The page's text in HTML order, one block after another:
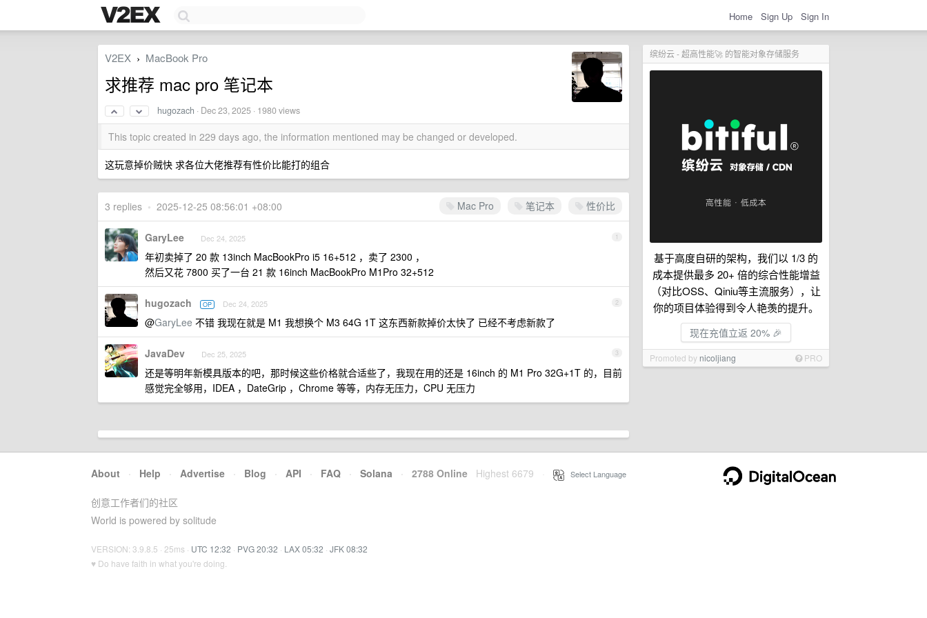
Home Sign Up Sign In
缤纷云 - 超高性能🚀 的智能对象存储服务
基于高度自研的架构，我们以 1/3 的
成本提供最多 20+ 倍的综合性能增益
（对比OSS、Qiniu等主流服务），让
你的项目体验得到令人艳羡的提升。
现在充值立返 20% 🎉
Promoted by nicoljiang PRO
V2EX › MacBook Pro
求推荐 mac pro 笔记本
hugozach · Dec 23, 2025 · 1980 views
This topic created in 229 days ago, the information mentioned may be changed or developed.
这玩意掉价贼快 求各位大佬推荐有性价比能打的组合
Mac Pro 笔记本 性价比
3 replies • 2025-12-25 08:56:01 +08:00
1
GaryLee Dec 24, 2025
年初卖掉了 20 款 13inch MacBookPro i5 16+512 ，卖了 2300 ，
然后又花 7800 买了一台 21 款 16inch MacBookPro M1Pro 32+512
2
hugozach OP Dec 24, 2025
@GaryLee 不错 我现在就是 M1 我想换个 M3 64G 1T 这东西新款掉价太快了 已经不考虑新款了
3
JavaDev Dec 25, 2025
还是等明年新模具版本的吧，那时候这些价格就合适些了，我现在用的还是 16inch 的 M1 Pro 32G+1T 的，目前
感觉完全够用，IDEA ，DateGrip ，Chrome 等等，内存无压力，CPU 无压力
About · Help · Advertise · Blog · API · FAQ · Solana · 2788 Online Highest 6679 Select Language
创意工作者们的社区
World is powered by solitude
VERSION: 3.9.8.5 · 25ms · UTC 12:32 · PVG 20:32 · LAX 05:32 · JFK 08:32
♥ Do have faith in what you're doing.